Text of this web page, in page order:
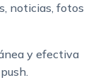
noticias, fotos
y efectiva